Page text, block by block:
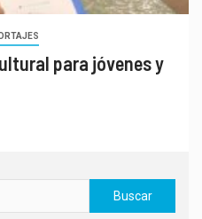
para jóvenes y